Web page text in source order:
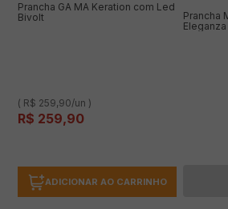
Prancha GA MA Keration com Led
Bivolt
( R$ 259,90/un )
R$ 259,90
ADICIONAR AO CARRINHO
Prancha
Eleganza